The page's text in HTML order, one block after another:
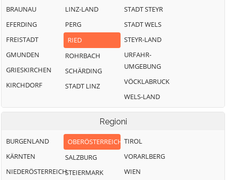
BRAUNAU
EFERDING
FREISTADT
GMUNDEN
GRIESKIRCHEN
KIRCHDORF
LINZ-LAND
PERG
RIED
ROHRBACH
SCHÄRDING
STADT LINZ
STADT STEYR
STADT WELS
STEYR-LAND
URFAHR-
UMGEBUNG
VÖCKLABRUCK
WELS-LAND
Regioni
BURGENLAND
KÄRNTEN
NIEDERÖSTERREICH
OBERÖSTERREICH
SALZBURG
STEIERMARK
TIROL
VORARLBERG
WIEN